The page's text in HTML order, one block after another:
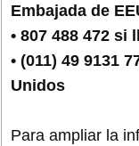
Embajada de
• 807 488 472 si
• (011) 49 9131
Unidos
Para ampliar la